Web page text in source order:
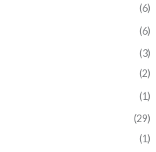
(6)
(6)
(3)
(2)
(1)
(29)
(1)